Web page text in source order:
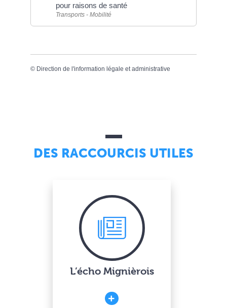
pour raisons de santé
Transports - Mobilité
© Direction de l'information légale et administrative
DES RACCOURCIS UTILES
L’écho Mignièrois